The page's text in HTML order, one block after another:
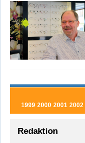
1999 2000 2001 2002
Redaktion